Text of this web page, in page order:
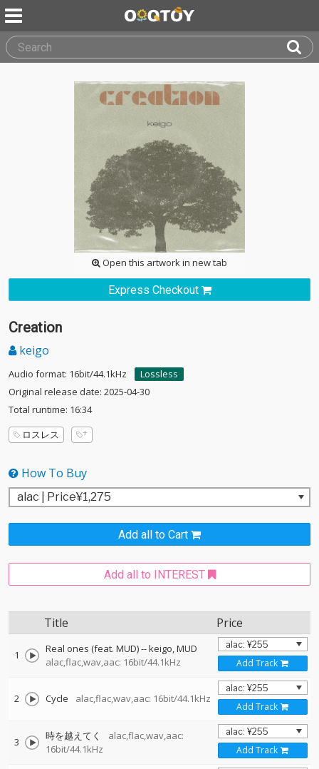
Open this artwork in new tab
Express Checkout
Creation
keigo
Audio format: 16bit/44.1kHz
Lossless
Original release date: 2025-04-30
Total runtime: 16:34
ロスレス
How To Buy
Add all to Cart
Add all to INTEREST
Title Price
1 Real ones (feat. MUD)--keigo MUD
alac,flac,wav,aac: 16bit/44.1kHz
Add Track
2 Cycle alac,flac,wav,aac: 16bit/44.1kHz
Add Track
3 時を越えてく
alac,flac,wav,aac:
16bit/44.1kHz
Add Track